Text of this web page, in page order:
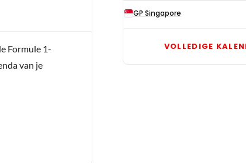
Formule 1-
van je
GP Singapore
VOLLEDIGE